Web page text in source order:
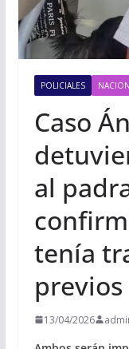
POLICIALES
Caso
al
tenía
previos
13/04/2026